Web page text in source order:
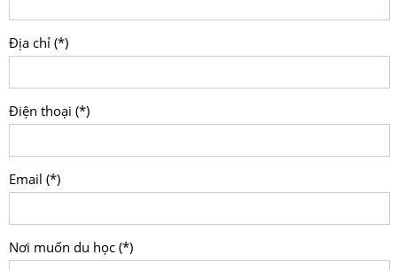
Địa chỉ (*)
Điện thoại (*)
Email (*)
Nơi muốn du học (*)